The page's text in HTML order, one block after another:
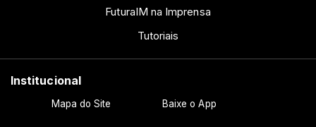
FuturaIM na Imprensa
Tutoriais
Institucional
Mapa do Site Baixe o App